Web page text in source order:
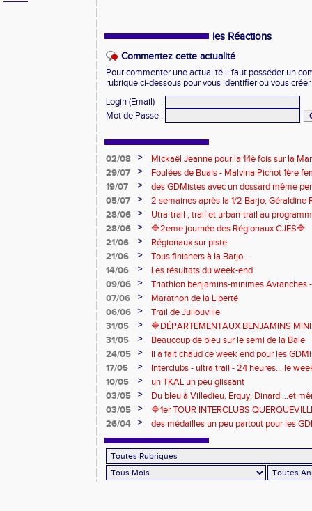
les Réactions
Commentez cette actualité
Pour commenter une actualité il faut posséder un
rubrique ci-dessous pour vous identifier ou vous
Login (Email)
:
Mot de Passe :
02/08 >
Mickaël Jeanne pour la 14è fois sur la
Eaux
29/07 >
Foulées de Buais - Malvina Pichot 1ère
19/07
>
des GDMistes avec un dossard même
05/07
>
2 semaines après la 1/2 Barjo, Géraldine
marche du podium du Trail de l'Ange
28/06 >
Utra-trail , trail et urban-trail au
28/06
>
🔷️2eme journée des Régionaux CJES🔷️
21/06
>
Régionaux sur piste
21/06
>
Tous finishers à la Barjo...
14/06
>
Les résultats du week-end
09/06
>
Triathlon benjamins-minimes Avranches
07/06
>
Marathon de la Liberté
06/06
>
Trail de Jullouville
31/05
>
🔷DÉPARTEMENTAUX BENJAMINS
31/05
>
Beaucoup de bleu sur le semi de la Baie
24/05
>
Il a fait chaud ce week end pour les
de compétitions
17/05 >
Interclubs - ultra trail - 24 heures... le
riche en émotions
10/05 >
un TKAL un peu glissant
03/05
>
Du bleu à Villedieu, Erquy, Dinard ...et
03/05
>
🔷️1er TOUR INTERCLUBS
26/04
>
des médailles un peu partout pour les